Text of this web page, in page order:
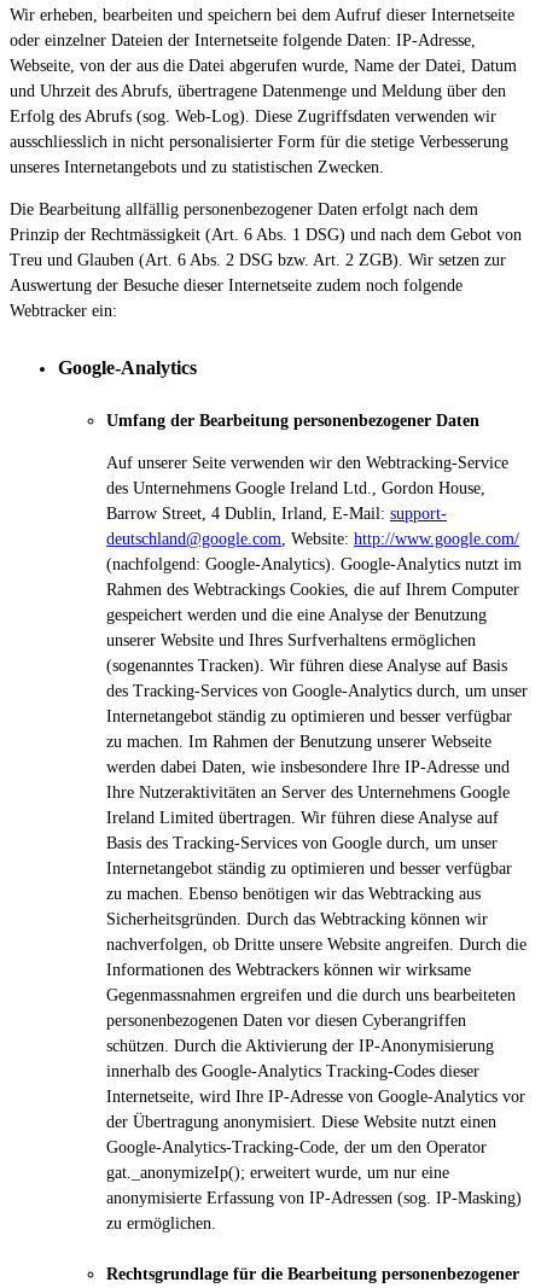
Wir erheben, bearbeiten und speichern bei dem Aufruf dieser Internetseite
oder einzelner Dateien der Internetseite folgende Daten: IP-Adresse,
Webseite, von der aus die Datei abgerufen wurde, Name der Datei, Datum
und Uhrzeit des Abrufs, übertragene Datenmenge und Meldung über den
Erfolg des Abrufs (sog. Web-Log). Diese Zugriffsdaten verwenden wir
ausschliesslich in nicht personalisierter Form für die stetige Verbesserung
unseres Internetangebots und zu statistischen Zwecken.
Die Bearbeitung allfällig personenbezogener Daten erfolgt nach dem
Prinzip der Rechtmässigkeit (Art. 6 Abs. 1 DSG) und nach dem Gebot von
Treu und Glauben (Art. 6 Abs. 2 DSG bzw. Art. 2 ZGB). Wir setzen zur
Auswertung der Besuche dieser Internetseite zudem noch folgende
Webtracker ein:
Google-Analytics
Umfang der Bearbeitung personenbezogener Daten
Auf unserer Seite verwenden wir den Webtracking-Service
des Unternehmens Google Ireland Ltd., Gordon House,
Barrow Street, 4 Dublin, Irland, E-Mail: support-
deutschland@google.com , Website: http://www.google.com/
(nachfolgend: Google-Analytics). Google-Analytics nutzt im
Rahmen des Webtrackings Cookies, die auf Ihrem Computer
gespeichert werden und die eine Analyse der Benutzung
unserer Website und Ihres Surfverhaltens ermöglichen
(sogenanntes Tracken). Wir führen diese Analyse auf Basis
des Tracking-Services von Google-Analytics durch, um unser
Internetangebot ständig zu optimieren und besser verfügbar
zu machen. Im Rahmen der Benutzung unserer Webseite
werden dabei Daten, wie insbesondere Ihre IP-Adresse und
Ihre Nutzeraktivitäten an Server des Unternehmens Google
Ireland Limited übertragen. Wir führen diese Analyse auf
Basis des Tracking-Services von Google durch, um unser
Internetangebot ständig zu optimieren und besser verfügbar
zu machen. Ebenso benötigen wir das Webtracking aus
Sicherheitsgründen. Durch das Webtracking können wir
nachverfolgen, ob Dritte unsere Website angreifen. Durch die
Informationen des Webtrackers können wir wirksame
Gegenmassnahmen ergreifen und die durch uns bearbeiteten
personenbezogenen Daten vor diesen Cyberangriffen
schützen. Durch die Aktivierung der IP-Anonymisierung
innerhalb des Google-Analytics Tracking-Codes dieser
Internetseite, wird Ihre IP-Adresse von Google-Analytics vor
der Übertragung anonymisiert. Diese Website nutzt einen
Google-Analytics-Tracking-Code, der um den Operator
gat._anonymizeIp(); erweitert wurde, um nur eine
anonymisierte Erfassung von IP-Adressen (sog. IP-Masking)
zu ermöglichen.
Rechtsgrundlage für die Bearbeitung personenbezogener